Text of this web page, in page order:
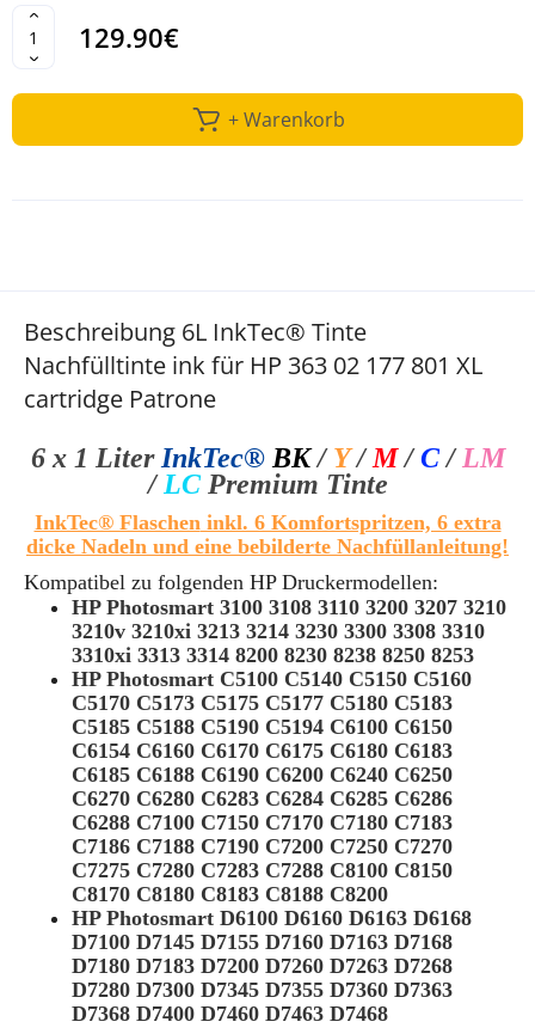
129.90€
+ Warenkorb
Beschreibung 6L InkTec® Tinte
Nachfülltinte ink für HP 363 02 177 801 XL
cartridge Patrone
6 x 1 Liter InkTec® BK / Y/M/C/ LM
/ LC Premium Tinte
InkTec® Flascheninkl. 6 Komfortspritzen, 6 extra
dicke Nadeln und eine bebilderte Nachfüllanleitung!
Kompatibel zu folgenden HP Druckermodellen:
HP Photosmart 3100 3108 3110 3200 3207 3210
3210v 3210xi 3213 3214 3230 3300 3308 3310
3310xi 3313 3314 8200 8230 8238 8250 8253
HP Photosmart C5100 C5140 C5150 C5160
C5170 C5173 C5175 C5177 C5180 C5183
C5185 C5188 C5190 C5194 C6100 C6150
C6154 C6160 C6170 C6175 C6180 C6183
C6185 C6188 C6190 C6200 C6240 C6250
C6270 C6280 C6283 C6284 C6285 C6286
C6288 C7100 C7150 C7170 C7180 C7183
C7186 C7188 C7190 C7200 C7250 C7270
C7275 C7280 C7283 C7288 C8100 C8150
C8170 C8180 C8183 C8188 C8200
HP Photosmart D6100 D6160 D6163 D6168
D7100 D7145 D7155 D7160 D7163 D7168
D7180 D7183 D7200 D7260 D7263 D7268
D7280 D7300 D7345 D7355 D7360 D7363
D7368 D7400 D7460 D7463 D7468